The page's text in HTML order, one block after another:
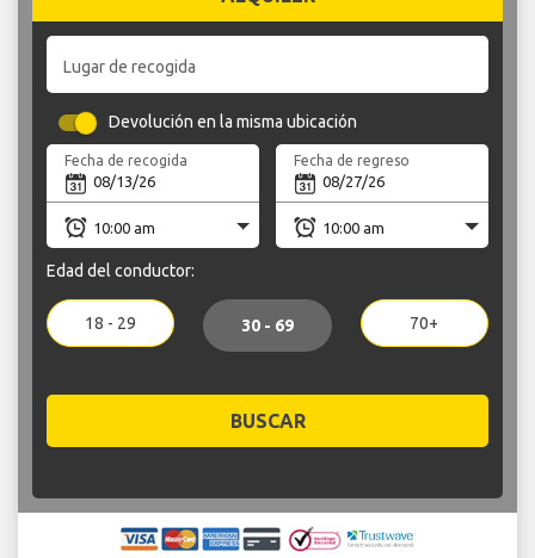
Lugar de recogida
Devolución en la misma ubicación
Fecha de recogida Fecha de regreso
Edad del conductor:
18 - 29 30 - 69 70+
BUSCAR